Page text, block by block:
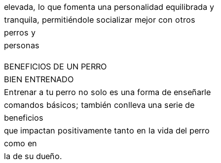
elevada, lo que fomenta una personalidad equilibrada y
tranquila, permitiéndole socializar mejor con otros
perros y
personas
BENEFICIOS DE UN PERRO
BIEN ENTRENADO
Entrenar a tu perro no solo es una forma de enseñarle
comandos básicos; también conlleva una serie de
beneficios
que impactan positivamente tanto en la vida del perro
como en
la de su dueño.